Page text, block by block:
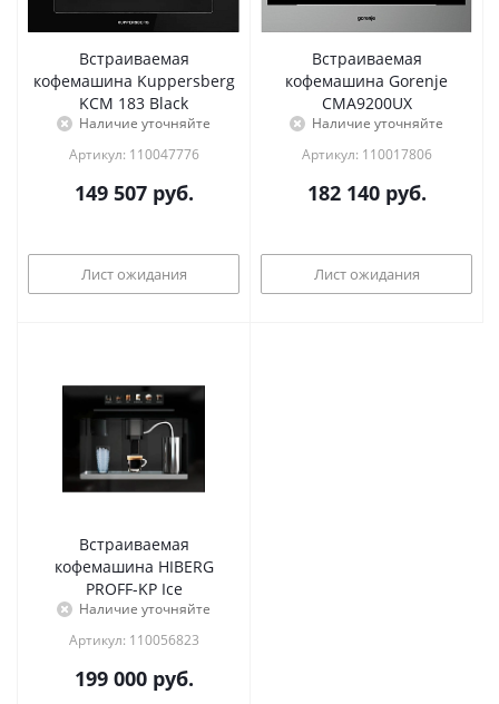
Встраиваемая
кофемашина Kuppersberg
KCM 183 Black
Наличие уточняйте
Артикул: 110047776
149 507руб.
Лист ожидания
Встраиваемая
кофемашина Gorenje
CMA9200UX
Наличие уточняйте
Артикул: 110017806
182 140руб.
Лист ожидания
Встраиваемая
кофемашина HIBERG
PROFF-KP Ice
Наличие уточняйте
Артикул: 110056823
199 000руб.